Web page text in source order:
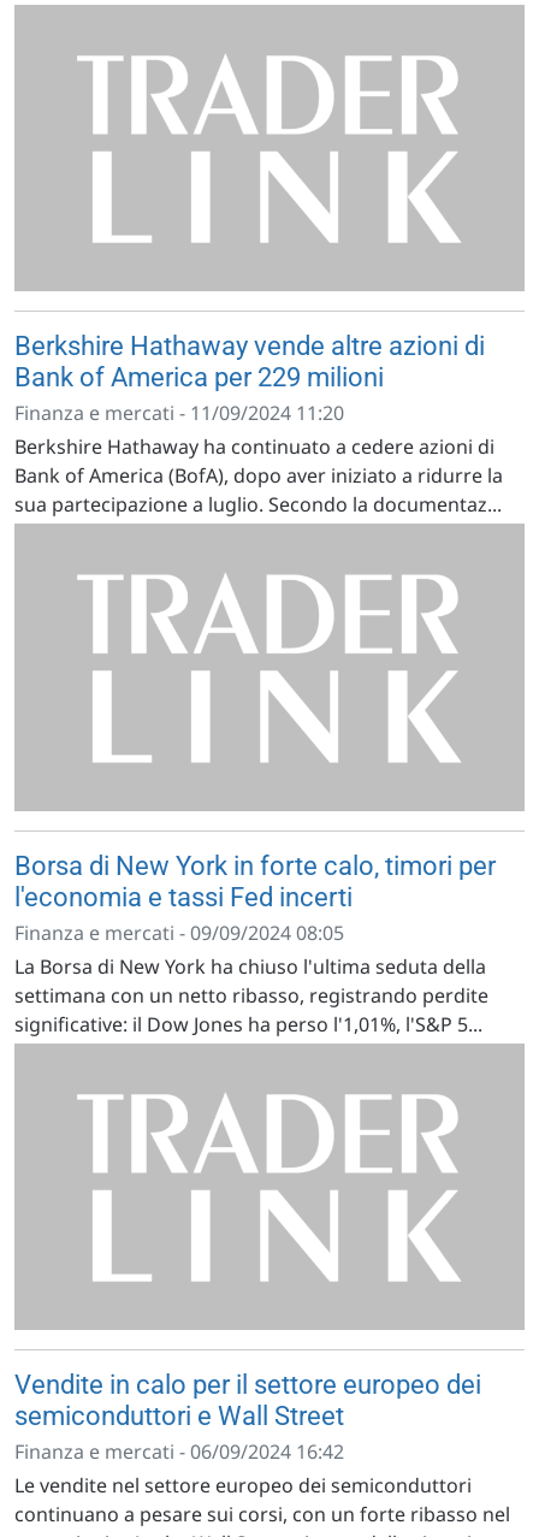
Berkshire Hathaway vende altre azioni di
Bank of America per 229 milioni
Finanza e mercati - 11/09/2024 11:20
Berkshire Hathaway ha continuato a cedere azioni di
Bank of America (BofA), dopo aver iniziato a ridurre la
sua partecipazione a luglio. Secondo la documentaz...
Borsa di New York in forte calo, timori per
l'economia e tassi Fed incerti
Finanza e mercati - 09/09/2024 08:05
La Borsa di New York ha chiuso l'ultima seduta della
settimana con un netto ribasso, registrando perdite
significative: il Dow Jones ha perso l'1,01%, l'S&P 5...
Vendite in calo per il settore europeo dei
semiconduttori e Wall Street
Finanza e mercati - 06/09/2024 16:42
Le vendite nel settore europeo dei semiconduttori
continuano a pesare sui corsi, con un forte ribasso nel